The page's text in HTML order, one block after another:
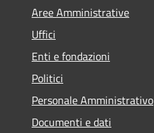
Aree Amministrative
Uffici
Enti e fondazioni
Politici
Personale Amministrativo
Documenti e dati